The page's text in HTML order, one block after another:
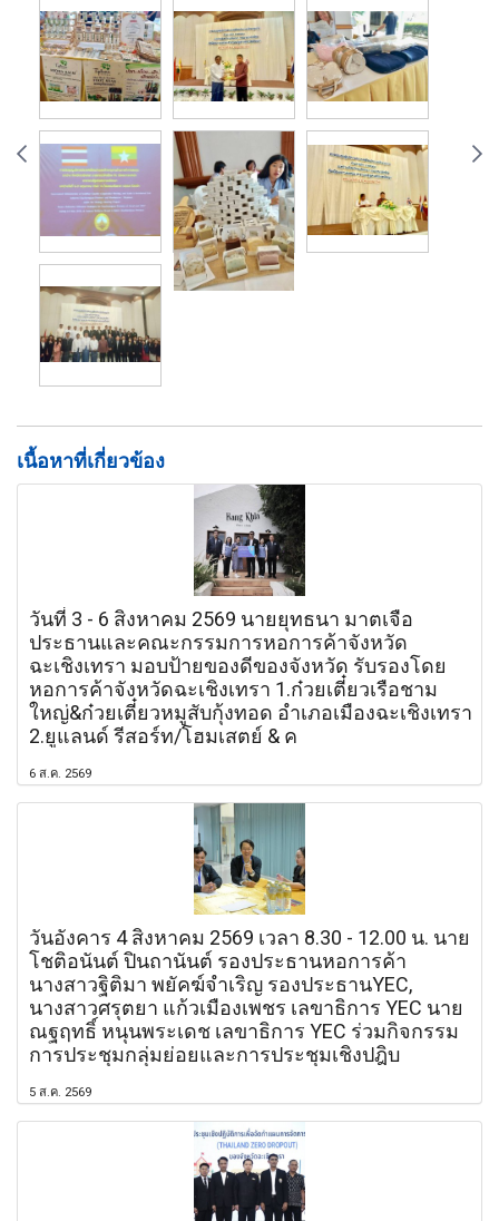
เนื้อหาที่เกี่ยวข้อง
วันที่ 3 - 6 สิงหาคม 2569 นายยุทธนา มาตเจือ
ประธานและคณะกรรมการหอการค้าจังหวัด
ฉะเชิงเทรา มอบป้ายของดีของจังหวัด รับรองโดย
หอการค้าจังหวัดฉะเชิงเทรา 1.ก๋วยเตี๋ยวเรือชาม
ใหญ่&ก๋วยเตี๋ยวหมูสับกุ้งทอด อำเภอเมืองฉะเชิงเทรา
2.ยูแลนด์ รีสอร์ท/โฮมเสตย์ & ค
6 ส.ค. 2569
วันอังคาร 4 สิงหาคม 2569 เวลา 8.30 - 12.00 น. นาย
โชติอนันต์ ปินถานันต์ รองประธานหอการค้า
นางสาวฐิติมา พยัคฆ์จำเริญ รองประธานYEC,
นางสาวศรุตยา แก้วเมืองเพชร เลขาธิการ YEC นาย
ณฐฤทธิ์ หนุนพระเดช เลขาธิการ YEC ร่วมกิจกรรม
การประชุมกลุ่มย่อยและการประชุมเชิงปฎิบ
5 ส.ค. 2569